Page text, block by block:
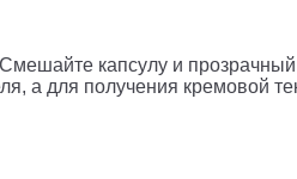
капсулу и
а для получения кремовой